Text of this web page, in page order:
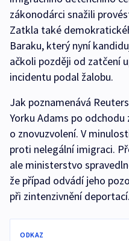
zákonodárci snažili
Zatkla také
Baraku, který nyní
ačkoli později od zatčení
incidentu podal žalobu.
Jak poznamenává
Yorku Adams po
o znovuzvolení. V
proti nelegální imigraci.
ale ministerstvo
že případ odvádí jeho
při zintenzivnění deportací.
ODKAZ